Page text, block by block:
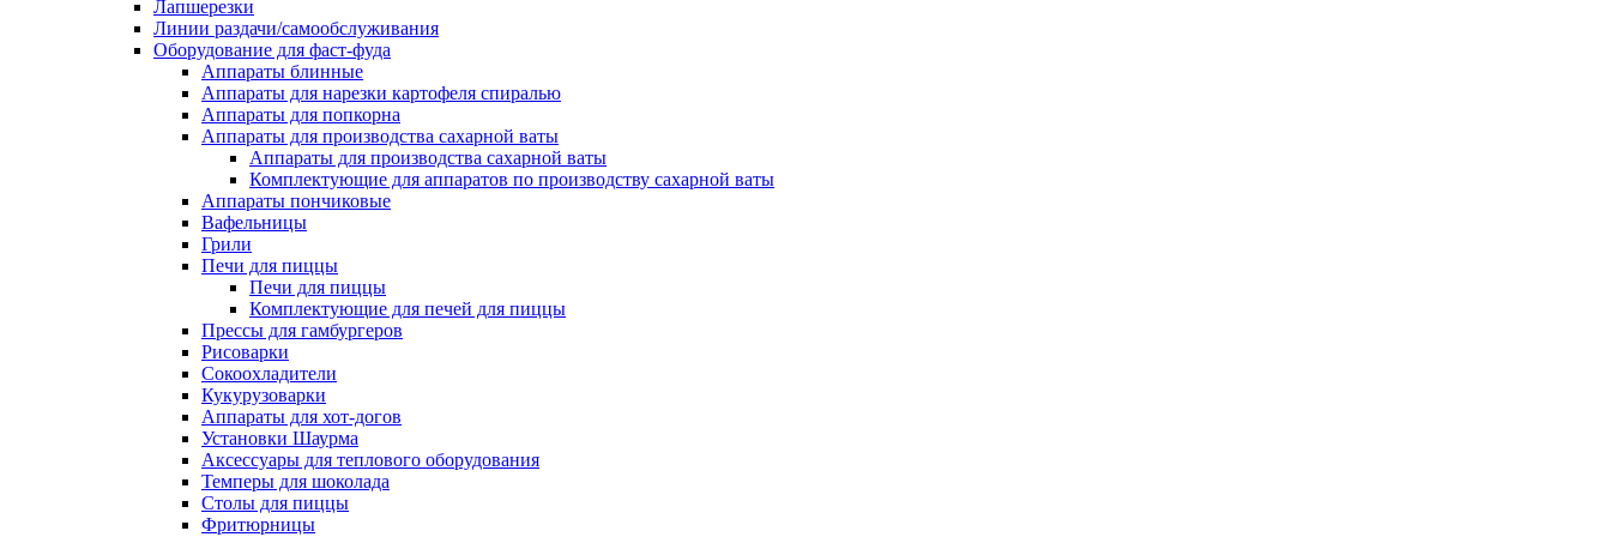
Лапшерезки
Линии раздачи/самообслуживания
Оборудование для фаст-фуда
Аппараты блинные
Аппараты для нарезки картофеля спиралью
Аппараты для попкорна
Аппараты для производства сахарной ваты
Аппараты для производства сахарной ваты
Комплектующие для аппаратов по производству сахарной ваты
Аппараты пончиковые
Вафельницы
Грили
Печи для пиццы
Печи для пиццы
Комплектующие для печей для пиццы
Прессы для гамбургеров
Рисоварки
Сокоохладители
Кукурузоварки
Аппараты для хот-догов
Установки Шаурма
Аксессуары для теплового оборудования
Темперы для шоколада
Столы для пиццы
Фритюрницы